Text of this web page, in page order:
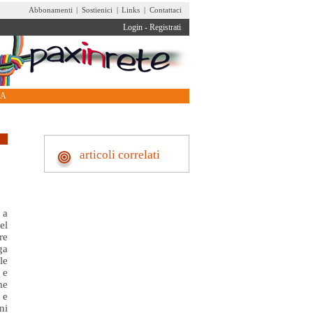
Abbonamenti | Sostienici | Links | Contattaci
Login - Registrati
articoli correlati